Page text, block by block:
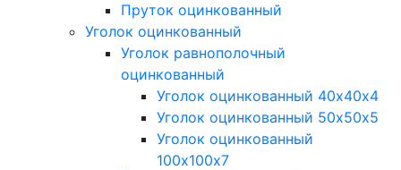
Пруток оцинкованный
Уголок оцинкованный
Уголок равнополочный
оцинкованный
Уголок оцинкованный 40х40х4
Уголок оцинкованный 50х50х5
Уголок оцинкованный
100х100х7